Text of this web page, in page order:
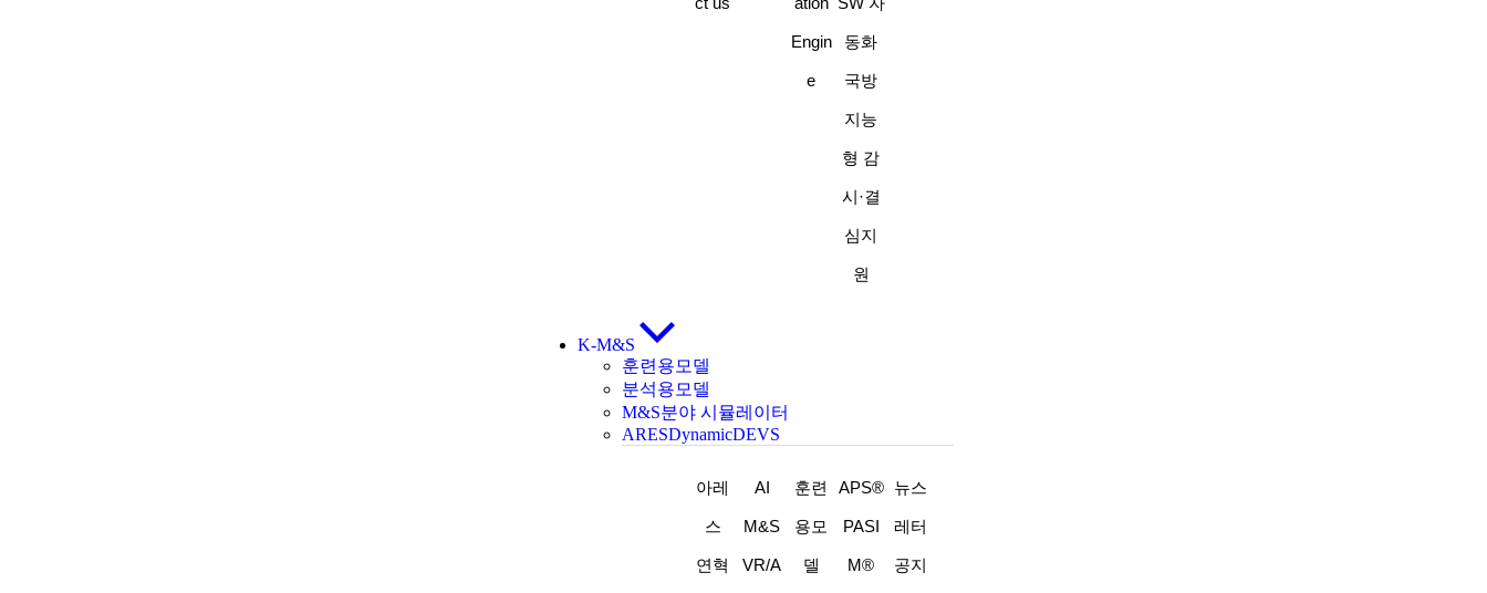
Engin
e
동화
국방
지능
형 감
시·결
심지
원
K-M&S
훈련용모델
분석용모델
M&S분야 시뮬레이터
ARESDynamicDEVS
아레
스
연혁
AI
M&S
VR/A
훈련
용모
델
APS®
PASI
M®
뉴스
레터
공지